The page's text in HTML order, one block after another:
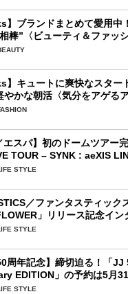
】ブランドまとめて愛用中
棒”〈ビューティ＆ファッ
】キュートに爽快なスタ
やかな朝活〈気分をアゲる
エスパ】初のドームツアー
TOUR – SYNK : aeXIS
DOME TOUR] 」
STYLE
／ファンタスティック
」リリース記念イ
ていることは？
STYLE
周年記念】締切迫る！「JJ
EDITION」の予約は5月31
STYLE